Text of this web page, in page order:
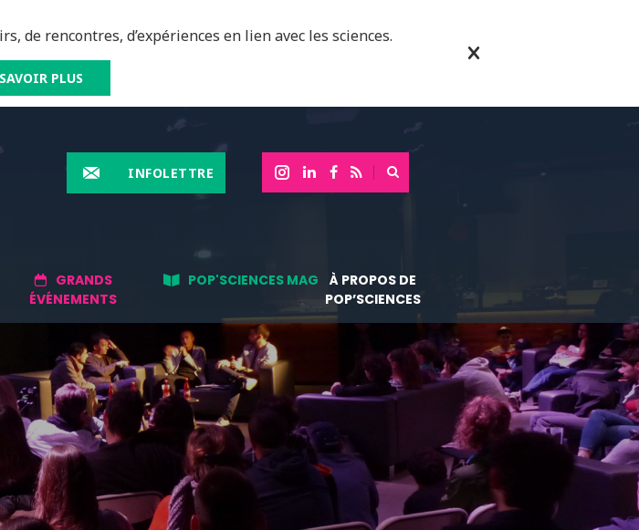
de rencontres, d’expériences en lien avec les sciences.
PLUS
INFOLETTRE
GRANDS
ÉVÉNEMENTS
POP'SCIENCES MAG
À PROPOS DE
POP’SCIENCES